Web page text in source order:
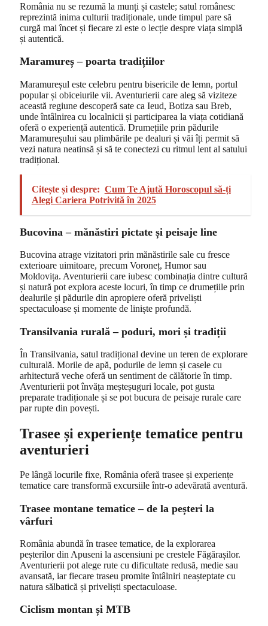
România nu se rezumă la munți și castele; satul românesc
reprezintă inima culturii tradiționale, unde timpul pare să
curgă mai încet și fiecare zi este o lecție despre viața simplă
și autentică.
Maramureș – poarta tradițiilor
Maramureșul este celebru pentru bisericile de lemn, portul
popular și obiceiurile vii. Aventurierii care aleg să viziteze
această regiune descoperă sate ca Ieud, Botiza sau Breb,
unde întâlnirea cu localnicii și participarea la viața cotidiană
oferă o experiență autentică. Drumețiile prin pădurile
Maramureșului sau plimbările pe dealuri și văi îți permit să
vezi natura neatinsă și să te conectezi cu ritmul lent al satului
tradițional.
Citește și despre: Cum Te Ajută Horoscopul să-ți
Alegi Cariera Potrivită în 2025
Bucovina – mănăstiri pictate și peisaje line
Bucovina atrage vizitatori prin mănăstirile sale cu fresce
exterioare uimitoare, precum Voroneț, Humor sau
Moldovița. Aventurierii care iubesc combinația dintre cultură
și natură pot explora aceste locuri, în timp ce drumețiile prin
dealurile și pădurile din apropiere oferă priveliști
spectaculoase și momente de liniște profundă.
Transilvania rurală – poduri, mori și tradiții
În Transilvania, satul tradițional devine un teren de explorare
culturală. Morile de apă, podurile de lemn și casele cu
arhitectură veche oferă un sentiment de călătorie în timp.
Aventurierii pot învăța meșteșuguri locale, pot gusta
preparate tradiționale și se pot bucura de peisaje rurale care
par rupte din povești.
Trasee și experiențe tematice pentru
aventurieri
Pe lângă locurile fixe, România oferă trasee și experiențe
tematice care transformă excursiile într-o adevărată aventură.
Trasee montane tematice – de la peșteri la
vârfuri
România abundă în trasee tematice, de la explorarea
peșterilor din Apuseni la ascensiuni pe crestele Făgărașilor.
Aventurierii pot alege rute cu dificultate redusă, medie sau
avansată, iar fiecare traseu promite întâlniri neașteptate cu
natura sălbatică și priveliști spectaculoase.
Ciclism montan și MTB